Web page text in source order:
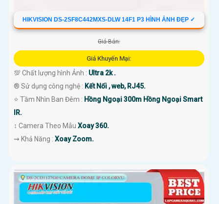
HIKVISION DS-2SF8C442MXS-DLW 14F1 P3 HÌNH ẢNH ĐẸP ✓
Giá Bán:
Giá Khuyến Mại:
💯 Chất lượng hình Ảnh : Ultra 2k .
®️ Sử dụng công nghệ : Kết Nối , web, RJ45.
⭐ Tầm Nhìn Ban Đêm : Hồng Ngoại 300m Hồng Ngoại Smart
IR.
↕️ Camera Theo Mẫu Xoay 360.
️⇝ Khả Năng : Xoay Zoom.